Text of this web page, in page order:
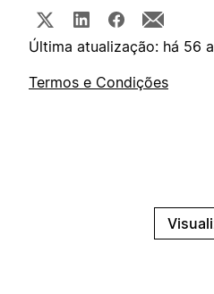
Última atualização: há 56
Termos e Condições